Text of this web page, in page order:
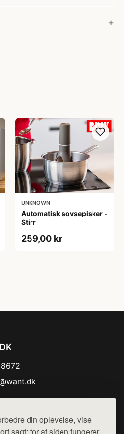
din oplevelse, vise
sagt: for at siden fungerer
UNKNOWN
Automatisk sovsepisker -
Stirr
259,00 kr